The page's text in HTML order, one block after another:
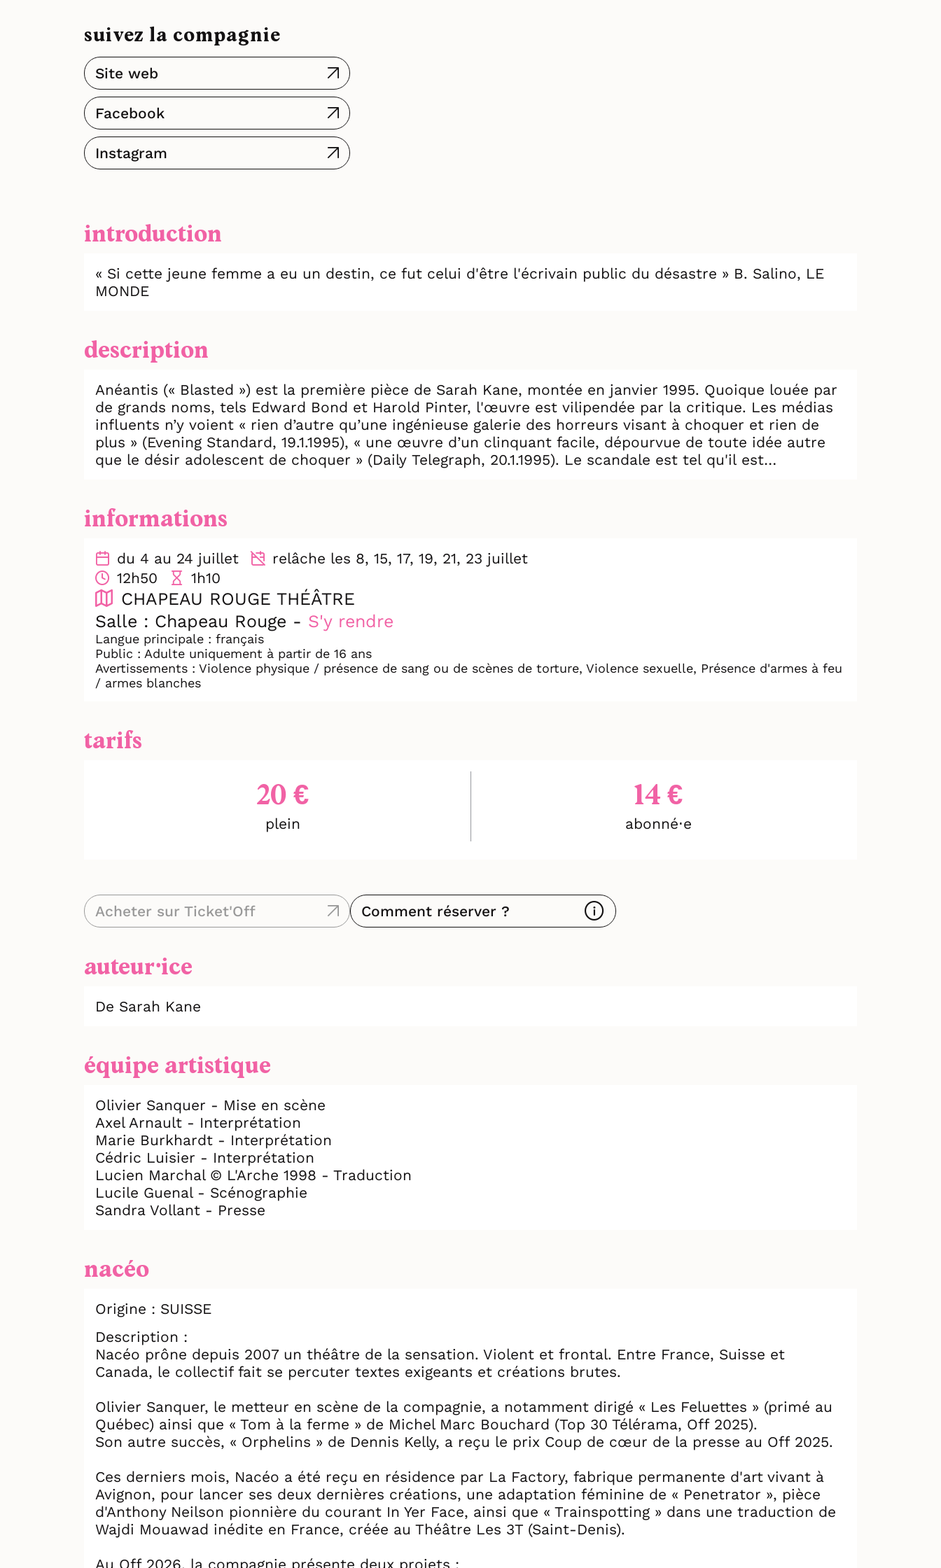
suivez la compagnie
Site web
Facebook
Instagram
introduction
« Si cette jeune femme a eu un destin, ce fut celui d'être l'écrivain public du désastre » B. Salino, LE
MONDE
description
Anéantis (« Blasted ») est la première pièce de Sarah Kane, montée en janvier 1995. Quoique louée par
de grands noms, tels Edward Bond et Harold Pinter, l'œuvre est vilipendée par la critique. Les médias
influents n’y voient « rien d’autre qu’une ingénieuse galerie des horreurs visant à choquer et rien de
plus » (Evening Standard, 19.1.1995), « une œuvre d’un clinquant facile, dépourvue de toute idée autre
que le désir adolescent de choquer » (Daily Telegraph, 20.1.1995). Le scandale est tel qu'il est
La pièce relate l'histoire de Ian et de Cate, une histoire d’amour doublée d’une aliénation profonde.
Ian, journaliste en proie à l’alcoolisme, se rend avec la jeune femme dans un hôtel. Dans sa soif de
possession, il exerce sur elle une violence barbare. Mais les rôles sont bientôt inversés lorsqu’une
guerre civile éclate et qu'un soldat fait irruption dans la chambre.
Trente ans après ses débuts houleux, la pièce s'est hissée au rang de classique du théâtre
contemporain, montée dans les lieux les plus prestigieux d'Europe. La version de Nacéo se distingue
par une lecture revenant aux principes fondamentaux du mouvement "in yer face" : l'action doit se
dérouler ici, maintenant, de sorte à être ancrée dans la réalité de 2026 et à décupler l'impact et la
résonance de la pièce sur la société actuelle.
informations
du 4 au 24 juillet
relâche les 8, 15, 17, 19, 21, 23 juillet
12h50
1h10
CHAPEAU ROUGE THÉÂTRE
Salle : Chapeau Rouge - S'y rendre
Langue principale : français
Public : Adulte uniquement à partir de 16 ans
Avertissements : Violence physique / présence de sang ou de scènes de torture, Violence sexuelle, Présence d'armes à feu
/ armes blanches
tarifs
20 €
plein
14 €
abonné⋅e
Acheter sur Ticket'Off Comment réserver ?
auteur⸱ice
De Sarah Kane
équipe artistique
Olivier Sanquer - Mise en scène
Axel Arnault - Interprétation
Marie Burkhardt - Interprétation
Cédric Luisier - Interprétation
Lucien Marchal © L'Arche 1998 - Traduction
Lucile Guenal - Scénographie
Sandra Vollant - Presse
nacéo
Origine : SUISSE
Description :
Nacéo prône depuis 2007 un théâtre de la sensation. Violent et frontal. Entre France, Suisse et
Canada, le collectif fait se percuter textes exigeants et créations brutes.
Olivier Sanquer, le metteur en scène de la compagnie, a notamment dirigé « Les Feluettes » (primé au
Québec) ainsi que « Tom à la ferme » de Michel Marc Bouchard (Top 30 Télérama, Off 2025).
Son autre succès, « Orphelins » de Dennis Kelly, a reçu le prix Coup de cœur de la presse au Off 2025.
Ces derniers mois, Nacéo a été reçu en résidence par La Factory, fabrique permanente d'art vivant à
Avignon, pour lancer ses deux dernières créations, une adaptation féminine de « Penetrator », pièce
d'Anthony Neilson pionnière du courant In Yer Face, ainsi que « Trainspotting » dans une traduction de
Wajdi Mouawad inédite en France, créée au Théâtre Les 3T (Saint-Denis).
Au Off 2026, la compagnie présente deux projets :